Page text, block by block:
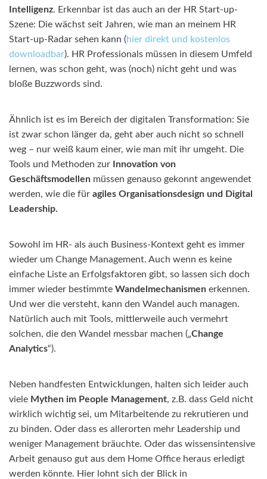
Intelligenz. Erkennbar ist das auch an der HR Start-up-
Szene: Die wächst seit Jahren, wie man an meinem HR
Start-up-Radar sehen kann (hier direkt und kostenlos
downloadbar). HR Professionals müssen in diesem Umfeld
lernen, was schon geht, was (noch) nicht geht und was
bloße Buzzwords sind.
Ähnlich ist es im Bereich der digitalen Transformation: Sie
ist zwar schon länger da, geht aber auch nicht so schnell
weg – nur weiß kaum einer, wie man mit ihr umgeht. Die
Tools und Methoden zur
Innovation von
Geschäftsmodellen müssen genauso gekonnt angewendet
werden, wie die für agiles Organisationsdesign und Digital
Leadership.
Sowohl im HR- als auch Business-Kontext geht es immer
wieder um Change Management. Auch wenn es keine
einfache Liste an Erfolgsfaktoren gibt, so lassen sich doch
immer wieder bestimmte Wandelmechanismen erkennen.
Und wer die versteht, kann den Wandel auch managen.
Natürlich auch mit Tools, mittlerweile auch vermehrt
solchen, die den Wandel messbar machen („Change
Analytics“).
Neben handfesten Entwicklungen, halten sich leider auch
viele Mythen im People Management, z.B. dass Geld nicht
wirklich wichtig sei, um Mitarbeitende zu rekrutieren und
zu binden. Oder dass es allerorten mehr Leadership und
weniger Management bräuchte. Oder das wissensintensive
Arbeit genauso gut aus dem Home Office heraus erledigt
werden könnte. Hier lohnt sich der Blick in